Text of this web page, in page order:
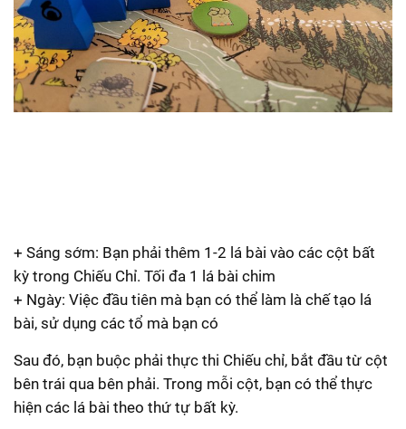
+ Sáng sớm: Bạn phải thêm 1-2 lá bài vào các cột bất
kỳ trong Chiếu Chỉ. Tối đa 1 lá bài chim
+ Ngày: Việc đầu tiên mà bạn có thể làm là chế tạo lá
bài, sử dụng các tổ mà bạn có
Sau đó, bạn buộc phải thực thi Chiếu chỉ, bắt đầu từ cột
bên trái qua bên phải. Trong mỗi cột, bạn có thể thực
hiện các lá bài theo thứ tự bất kỳ.